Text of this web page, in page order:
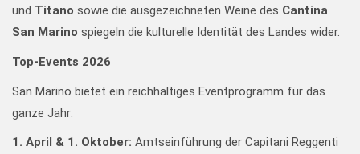
und Titano sowie die ausgezeichneten Weine des Cantina
San Marino spiegeln die kulturelle Identität des Landes wider.
Top-Events 2026
San Marino bietet ein reichhaltiges Eventprogramm für das
ganze Jahr:
1. April & 1. Oktober: Amtseinführung der Capitani Reggenti